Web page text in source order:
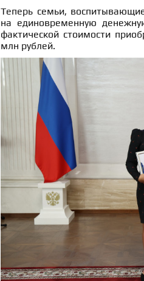
Теперь семьи,
на единовременную
фактической стоимости
млн рублей.